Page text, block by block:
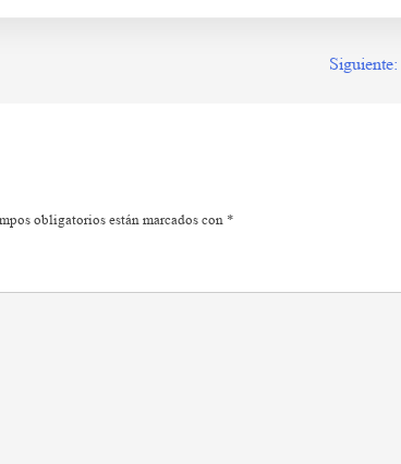
Siguiente:
obligatorios están marcados con *